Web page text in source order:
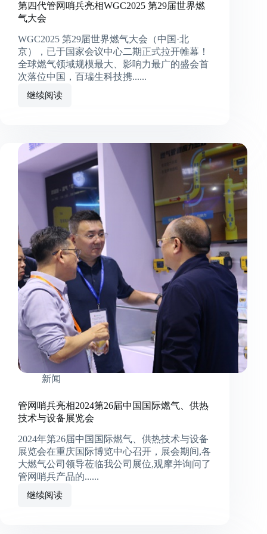
第四代管网哨兵亮相WGC2025 第29届世界燃
气大会
WGC2025 第29届世界燃气大会（中国·北
京），已于国家会议中心二期正式拉开帷幕！
全球燃气领域规模最大、影响力最广的盛会首
次落位中国，百瑞生科技携......
继续阅读
新闻
管网哨兵亮相2024第26届中国国际燃气、供热
技术与设备展览会
2024年第26届中国国际燃气、供热技术与设备
展览会在重庆国际博览中心召开，展会期间,各
大燃气公司领导莅临我公司展位,观摩并询问了
管网哨兵产品的......
继续阅读